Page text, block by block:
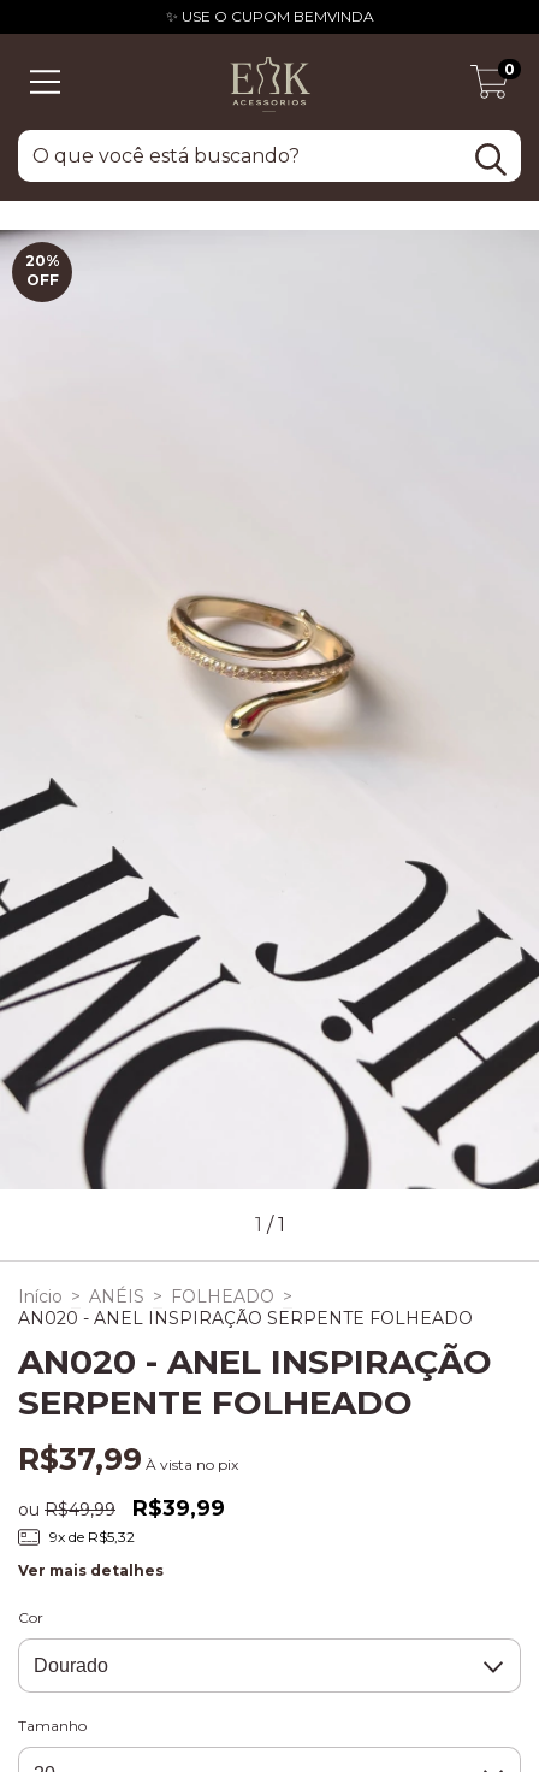
✨ USE O CUPOM BEMVINDA
0
20%
OFF
1 /1
Início > ANÉIS > FOLHEADO >
AN020 - ANEL INSPIRAÇÃO SERPENTE FOLHEADO
AN020 - ANEL INSPIRAÇÃO
SERPENTE FOLHEADO
R$37,99 À vista no pix
ou R$49,99 R$39,99
9x de R$5,32
Ver mais detalhes
Cor
Tamanho